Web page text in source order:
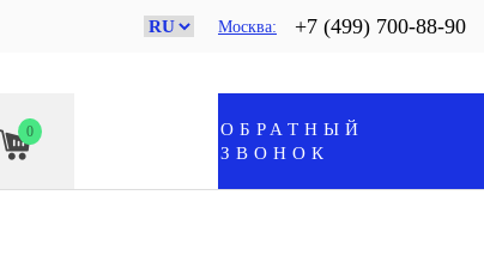
Москва +7 (499) 700-88-90
0
ОБРАТНЫЙ
ЗВОНОК